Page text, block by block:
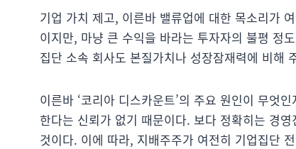
기업 가치 제고, 이른바 밸류업에 대한 목소리가
이지만, 마냥 큰 수익을 바라는 투자자의 불평 정
집단 소속 회사도 본질가치나 성장잠재력에 비해
이른바 ‘코리아 디스카운트’의 주요 원인이 무엇
한다는 신뢰가 없기 때문이다. 보다 정확히는 경
것이다. 이에 따라, 지배주주가 여전히 기업집단